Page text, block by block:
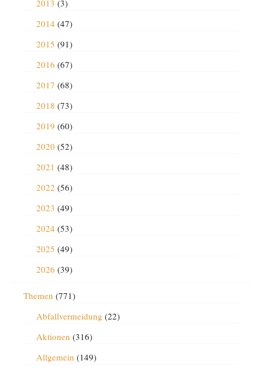
2013 (3)
2014 (47)
2015 (91)
2016 (67)
2017 (68)
2018 (73)
2019 (60)
2020 (52)
2021 (48)
2022 (56)
2023 (49)
2024 (53)
2025 (49)
2026 (39)
Themen (771)
Abfallvermeidung (22)
Aktionen (316)
Allgemein (149)